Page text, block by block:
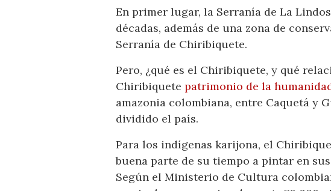
En primer lugar, la Serranía de La
décadas, además de una zona de
Serranía de Chiribiquete.
Pero, ¿qué es el Chiribiquete, y qué
Chiribiquete patrimonio de la
amazonia colombiana, entre Caquetá y
dividido el país.
Para los indígenas karijona, el
buena parte de su tiempo a pintar en
Según el Ministerio de Cultura